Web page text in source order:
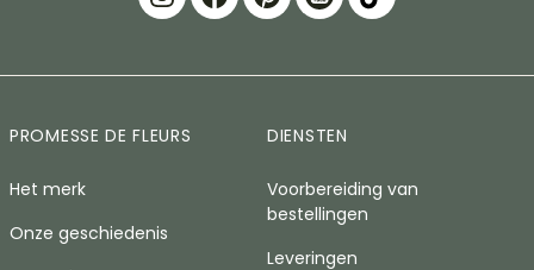
PROMESSE DE FLEURS
Het merk
Onze geschiedenis
DIENSTEN
Voorbereiding van
bestellingen
Leveringen